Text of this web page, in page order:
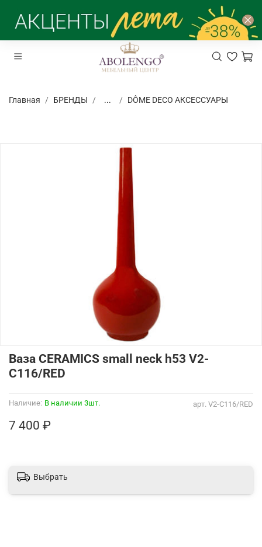
Главная БРЕНДЫ ... DÔME DECO АКСЕССУАРЫ
арт. V2-C116/RED
Наличие: В наличии 3шт.
Ваза CERAMICS small neck h53 V2-
C116/RED
7 400 ₽
Выбрать